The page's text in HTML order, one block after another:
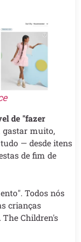
de "fazer
gastar muito,
— desde itens
de fim de
Todos nós
crianças
Children's